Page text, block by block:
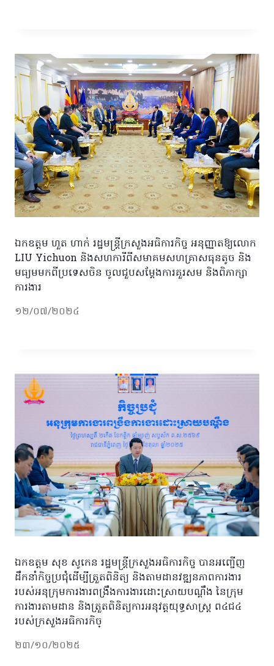
ឯកឧត្តម ហួត ហាក់ រដ្ឋមន្ត្រីក្រសួងអធិការកិច្ច អនុញ្ញាតឱ្យលោក
LIU Yichuon និងសហការីពីសមាគមសហគ្រាសធុនតូច និង
មធ្យមមកពីប្រទេសចិន ចូលជួបសម្តែងការគួរសម និងពិភាក្សា
ការងារ
១២/០៧/២០២៤
ឯកឧត្តម សុខ សូកេន រដ្ឋមន្ត្រីក្រសួងអធិការកិច្ច បានអញ្ជើញ
ដឹកនាំកិច្ចប្រជុំដើម្បីត្រួតពិនិត្យ និងតាមដានវឌ្ឍនភាពការងារ
របស់អនុក្រុមការងារពង្រឹងការងារដោះស្រាយបណ្ដឹង នៃក្រុម
ការងារតាមដាន និងត្រួតពិនិត្យការអនុវត្តយុទ្ធសាស្ត្រ ព៤ជ៤
របស់ក្រសួងអធិការកិច្
២៣/១០/២០២៥